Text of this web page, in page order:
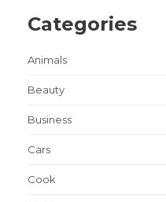
Categories
Animals
Beauty
Business
Cars
Cook